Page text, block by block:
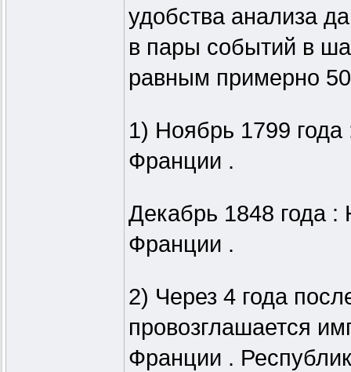
удобства анализа
в пары событий в
равным примерно
1) Ноябрь 1799 года
Франции .
Декабрь 1848 года :
Франции .
2) Через 4 года
провозглашается
Франции .